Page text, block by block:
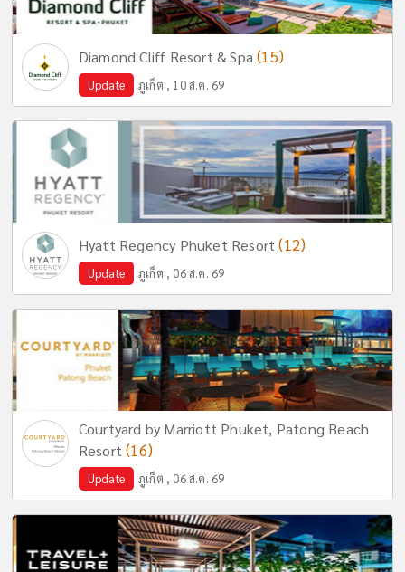
Diamond Cliff Resort & Spa(15)
Update ภูเก็ต , 10 ส.ค. 69
Hyatt Regency Phuket Resort(12)
Update ภูเก็ต , 06 ส.ค. 69
Courtyard by Marriott Phuket, Patong Beach
Resort(16)
Update ภูเก็ต , 06 ส.ค. 69